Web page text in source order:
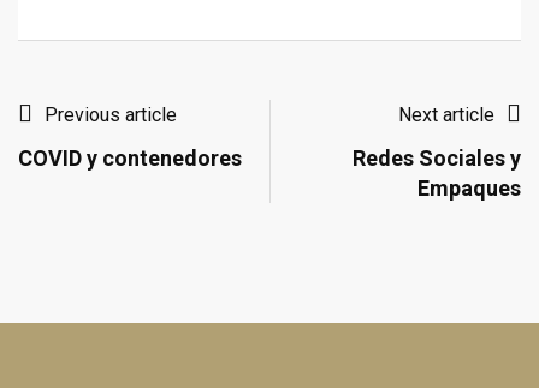
Previous article
COVID y contenedores
Next article
Redes Sociales y
Empaques